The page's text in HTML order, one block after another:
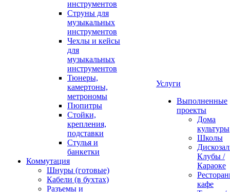
инструментов
Струны для
музыкальных
инструментов
Чехлы и кейсы
для
музыкальных
инструментов
Тюнеры,
камертоны,
метрономы
Пюпитры
Стойки,
крепления,
подставки
Стулья и
банкетки
Коммутация
Шнуры (готовые)
Кабели (в бухтах)
Разъемы и
Услуги
Выполненные
проекты
Дома
культуры
Школы
Клубы /
Караоке
кафе